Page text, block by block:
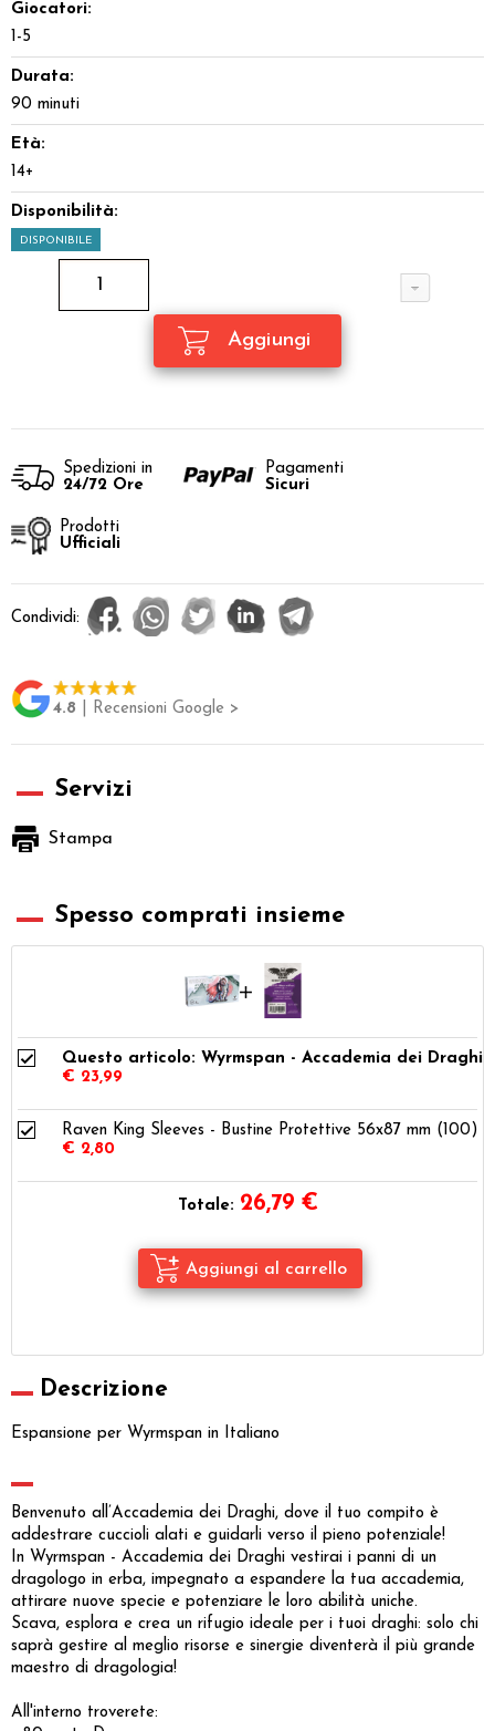
Giocatori:
1-5
Durata:
90 minuti
Età:
14+
Disponibilità:
DISPONIBILE
Spedizioni in
24/72 Ore
Pagamenti
Sicuri
Prodotti
Ufficiali
Condividi:
4.8 | Recensioni Google >
Servizi
Stampa
Spesso comprati insieme
Questo articolo: Wyrmspan - Accademia dei Draghi
€ 23,99
Raven King Sleeves - Bustine Protettive 56x87 mm (100)
€ 2,80
Totale: 26,79 €
Descrizione
Espansione per Wyrmspan in Italiano
Benvenuto all’Accademia dei Draghi, dove il tuo compito è
addestrare cuccioli alati e guidarli verso il pieno potenziale!
In Wyrmspan - Accademia dei Draghi vestirai i panni di un
dragologo in erba, impegnato a espandere la tua accademia,
attirare nuove specie e potenziare le loro abilità uniche.
Scava, esplora e crea un rifugio ideale per i tuoi draghi: solo chi
saprà gestire al meglio risorse e sinergie diventerà il più grande
maestro di dragologia!
All'interno troverete: